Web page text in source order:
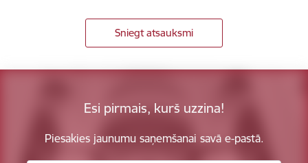
Sniegt atsauksmi
Esi pirmais, kurš uzzina!
Piesakies jaunumu saņemšanai savā e-pastā.